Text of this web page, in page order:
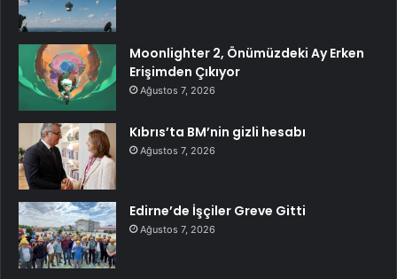
Moonlighter 2, Önümüzdeki Ay Erken
Erişimden Çıkıyor
Ağustos 7, 2026
Kıbrıs’ta BM’nin gizli hesabı
Ağustos 7, 2026
Edirne’de İşçiler Greve Gitti
Ağustos 7, 2026